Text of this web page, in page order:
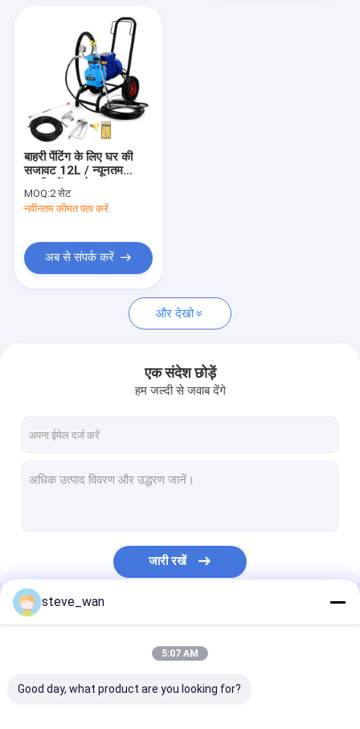
बाहरी पेंटिंग के लिए घर की
सजावट 12L / न्यूनतम
वायुहीन पेंट स्प्रेयर
MOQ:2 सेट
नवीनतम कीमत पता करें
अब से संपर्क करें
और देखो
एक संदेश छोड़ें
हम जल्दी से जवाब देंगे
जारी रखें
हमारी श्रेणियाँ
steve_wan
5:07 AM
Good day, what product are you looking for?